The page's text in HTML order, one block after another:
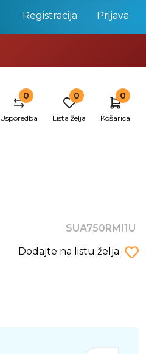
Registracija Prijava
0
Usporedba
0
Lista želja
0
Košarica
SUA750RMI1U
Dodajte na listu želja